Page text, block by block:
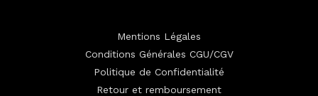
Mentions Légales
Conditions Générales CGU/CGV
Politique de Confidentialité
Retour et remboursement